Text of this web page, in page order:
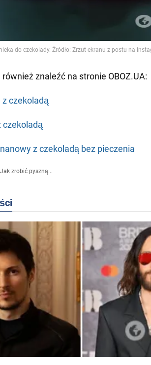
znaleźć na stronie OBOZ.UA:
z czekoladą
czekoladą
z czekoladą bez pieczenia
Jak zrobić pyszną...